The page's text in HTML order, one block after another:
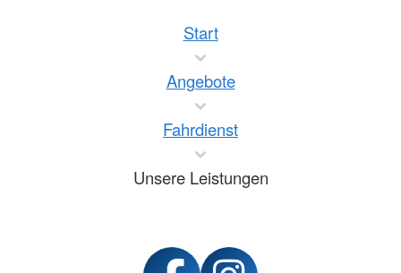
Start
Angebote
Fahrdienst
Unsere Leistungen